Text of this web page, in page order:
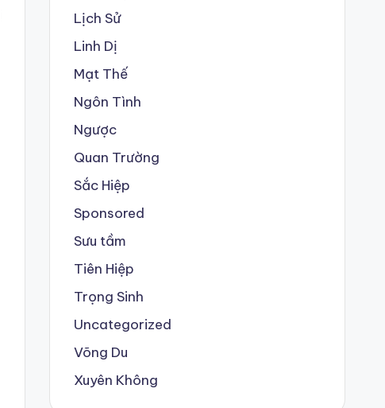
Lịch Sử
Linh Dị
Mạt Thế
Ngôn Tình
Ngược
Quan Trường
Sắc Hiệp
Sponsored
Sưu tầm
Tiên Hiệp
Trọng Sinh
Uncategorized
Võng Du
Xuyên Không